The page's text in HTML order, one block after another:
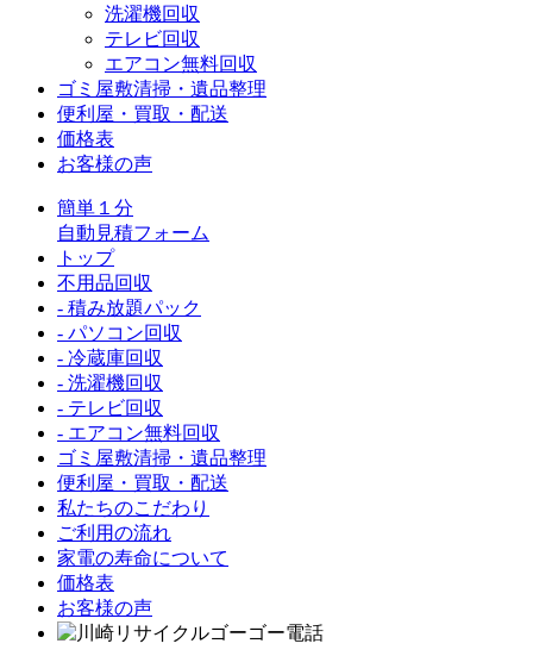
洗濯機回収
テレビ回収
エアコン無料回収
ゴミ屋敷清掃・遺品整理
便利屋・買取・配送
価格表
お客様の声
簡単１分
自動見積フォーム
トップ
不用品回収
- 積み放題パック
- パソコン回収
- 冷蔵庫回収
- 洗濯機回収
- テレビ回収
- エアコン無料回収
ゴミ屋敷清掃・遺品整理
便利屋・買取・配送
私たちのこだわり
ご利用の流れ
家電の寿命について
価格表
お客様の声